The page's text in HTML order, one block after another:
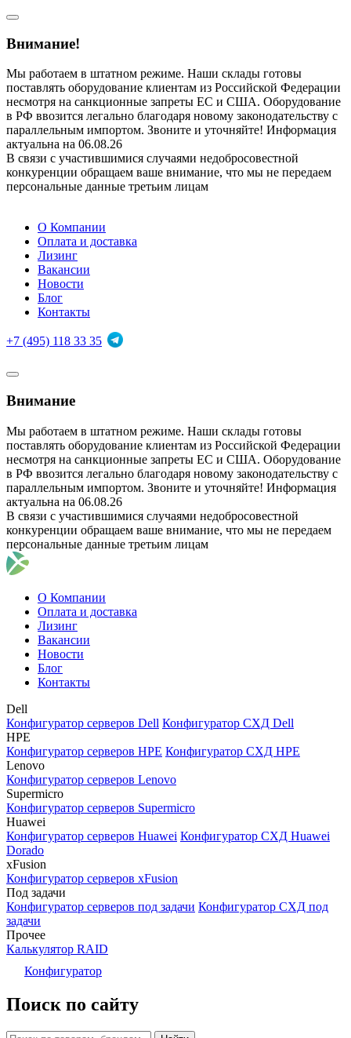
Внимание!
Мы работаем в штатном режиме. Наши склады готовы
поставлять оборудование клиентам из Российской Федерации
несмотря на санкционные запреты ЕС и США. Оборудование
в РФ ввозится легально благодаря новому законодательству с
параллельным импортом. Звоните и уточняйте! Информация
актуальна на 06.08.26
В связи с участившимися случаями недобросовестной
конкуренции обращаем ваше внимание, что мы не передаем
персональные данные третьим лицам
О Компании
Оплата и доставка
Лизинг
Вакансии
Новости
Блог
Контакты
+7 (495) 118 33 35
Внимание
Мы работаем в штатном режиме. Наши склады готовы
поставлять оборудование клиентам из Российской Федерации
несмотря на санкционные запреты ЕС и США. Оборудование
в РФ ввозится легально благодаря новому законодательству с
параллельным импортом. Звоните и уточняйте! Информация
актуальна на 06.08.26
В связи с участившимися случаями недобросовестной
конкуренции обращаем ваше внимание, что мы не передаем
персональные данные третьим лицам
О Компании
Оплата и доставка
Лизинг
Вакансии
Новости
Блог
Контакты
Dell
Конфигуратор серверов Dell Конфигуратор СХД Dell
HPE
Конфигуратор серверов HPE Конфигуратор СХД HPE
Lenovo
Конфигуратор серверов Lenovo
Supermicro
Конфигуратор серверов Supermicro
Huawei
Конфигуратор серверов Huawei Конфигуратор СХД Huawei
Dorado
xFusion
Конфигуратор серверов xFusion
Под задачи
Конфигуратор серверов под задачи Конфигуратор СХД под
задачи
Прочее
Калькулятор RAID
Конфигуратор
Поиск по сайту